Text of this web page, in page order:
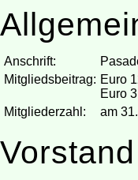
Anschrift:
Mitgliedsbeitrag: Euro
Euro
Mitgliederzahl:
am
Vorstand